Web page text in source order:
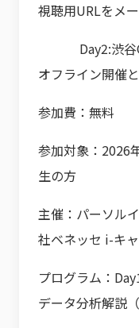
視聴用URLをメ
Day2:渋谷
オフライン開催と
参加費：無料
参加対象：2026
生の方
主催：パーソル
社ベネッセ i-キ
プログラム：
データ分析解説